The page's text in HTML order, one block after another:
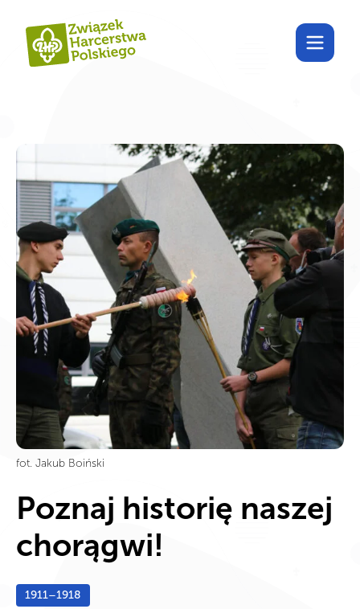
Poznaj Harcdom!
fot. Jakub Boiński
Poznaj historię naszej
chorągwi!
1911–1918